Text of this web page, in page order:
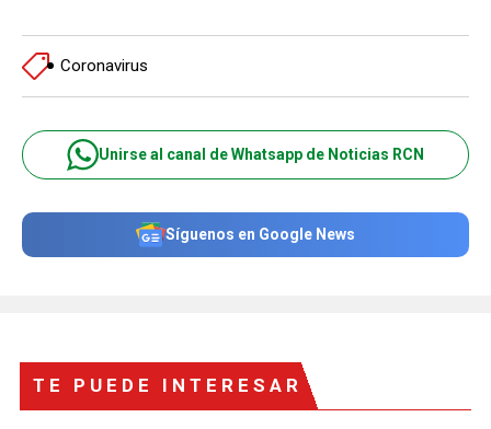
Coronavirus
Unirse al canal de Whatsapp de Noticias RCN
Síguenos en Google News
TE PUEDE INTERESAR